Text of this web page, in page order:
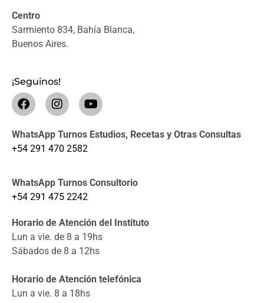
Centro
Sarmiento 834, Bahía Blanca,
Buenos Aires.
¡Seguinos!
WhatsApp Turnos Estudios, Recetas y Otras Consultas
+54 291 470 2582
WhatsApp Turnos Consultorio
+54 291 475 2242
Horario de Atención del Instituto
Lun a vie. de 8 a 19hs
Sábados de 8 a 12hs
Horario de Atención telefónica
Lun a vie. 8 a 18hs